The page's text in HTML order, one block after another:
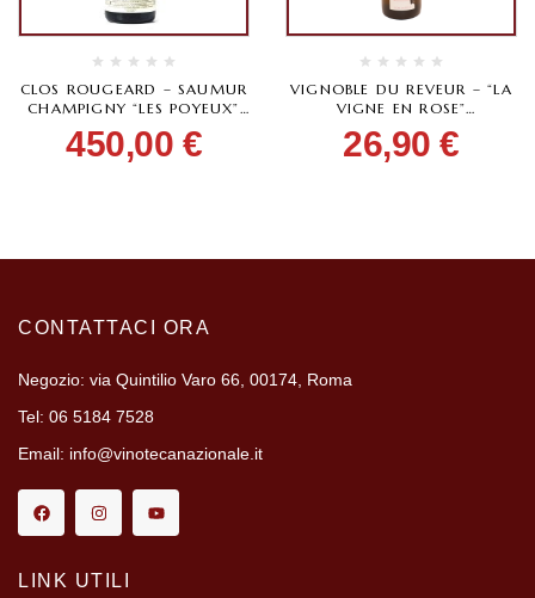
CLOS ROUGEARD – SAUMUR
CHAMPIGNY “LES POYEUX”
2012
450,00 €
VIGNOBLE DU REVEUR – “LA
VIGNE EN ROSE”
GEWÜRZTRAMINER 2022
26,90€
CONTATTACI ORA
Negozio: via Quintilio Varo 66, 00174, Roma
Tel: 06 5184 7528
Email: info@vinotecanazionale.it
LINK UTILI